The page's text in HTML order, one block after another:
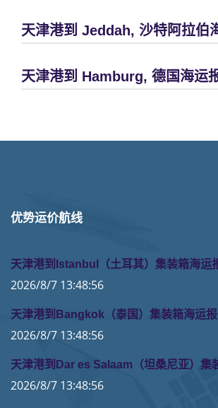
天津港到 Jeddah, 沙特阿拉伯
天津港到 Hamburg, 德国海运
优势运价航线
天津港到Istanbul（土耳其）集装箱海运
2026/8/7 13:48:56
天津港到Bangkok（泰国）集装箱海运
2026/8/7 13:48:56
天津港到Dar es Salaam（坦桑尼亚）集
2026/8/7 13:48:56